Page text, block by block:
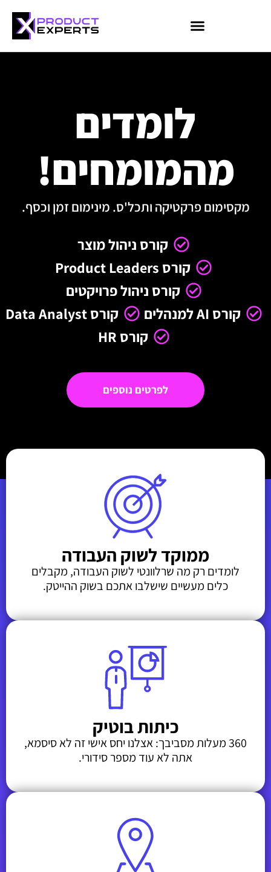
לומדים
מהמומחים!
מקסימום פרקטיקה ותכל'ס. מינימום זמן וכסף.
קורס ניהול מוצר
קורס Product Leaders
קורס ניהול פרויקטים
קורס AI למנהלים
קורס Data Analyst
קורס HR
לפרטים נוספים
ממוקד לשוק העבודה
לומדים רק מה שרלוונטי לשוק העבודה, מקבלים
כלים מעשיים שישלבו אתכם בשוק ההייטק.
כיתות בוטיק
360 מעלות מסביבך: אצלנו יחס אישי זה לא סיסמא,
אתה לא עוד מספר סידורי.